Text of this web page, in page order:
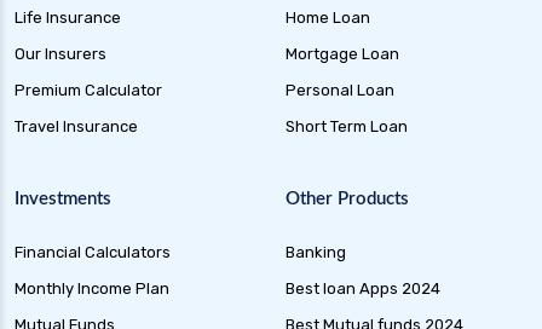
Life Insurance
Our Insurers
Premium Calculator
Travel Insurance
Home Loan
Mortgage Loan
Personal Loan
Short Term Loan
Investments
Financial Calculators
Monthly Income Plan
Mutual Funds
Other Products
Banking
Best loan Apps 2024
Best Mutual funds 2024